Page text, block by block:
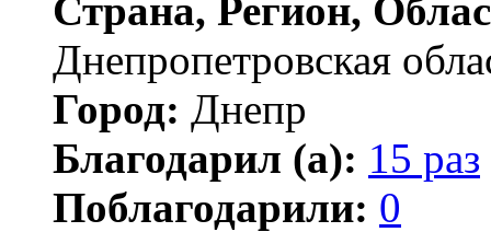
Страна, Регион,
Днепропетровская
Город: Днепр
Благодарил (а): 15 раз
Поблагодарили: 0